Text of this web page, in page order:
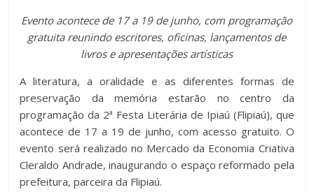
c
b
o
o
k
tt
er
at
s
A
p
p
m
p
ar
til
h
ar
Evento acontece de 17 a 19 de junho, com programação
gratuita reunindo escritores, oficinas, lançamentos de
livros e apresentações artísticas
A literatura, a oralidade e as diferentes formas de
preservação da memória estarão no centro da
programação da 2ª Festa Literária de Ipiaú (Flipiaú), que
acontece de 17 a 19 de junho, com acesso gratuito. O
evento será realizado no Mercado da Economia Criativa
Cleraldo Andrade, inaugurando o espaço reformado pela
prefeitura, parceira da Flipiaú.